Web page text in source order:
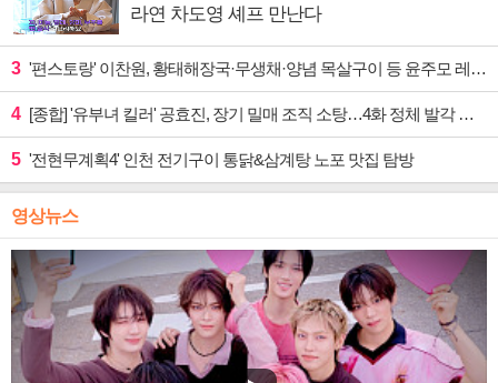
라연 차도영 셰프 만난다
3 '편스토랑' 이찬원, 황태해장국·무생채·양념 목살구이 등 윤주모 레시피 섭렵
4 [종합] '유부녀 킬러' 공효진, 장기 밀매 조직 소탕…4화 정체 발각 위기 예고
5 '전현무계획4' 인천 전기구이 통닭&삼계탕 노포 맛집 탐방
영상뉴스